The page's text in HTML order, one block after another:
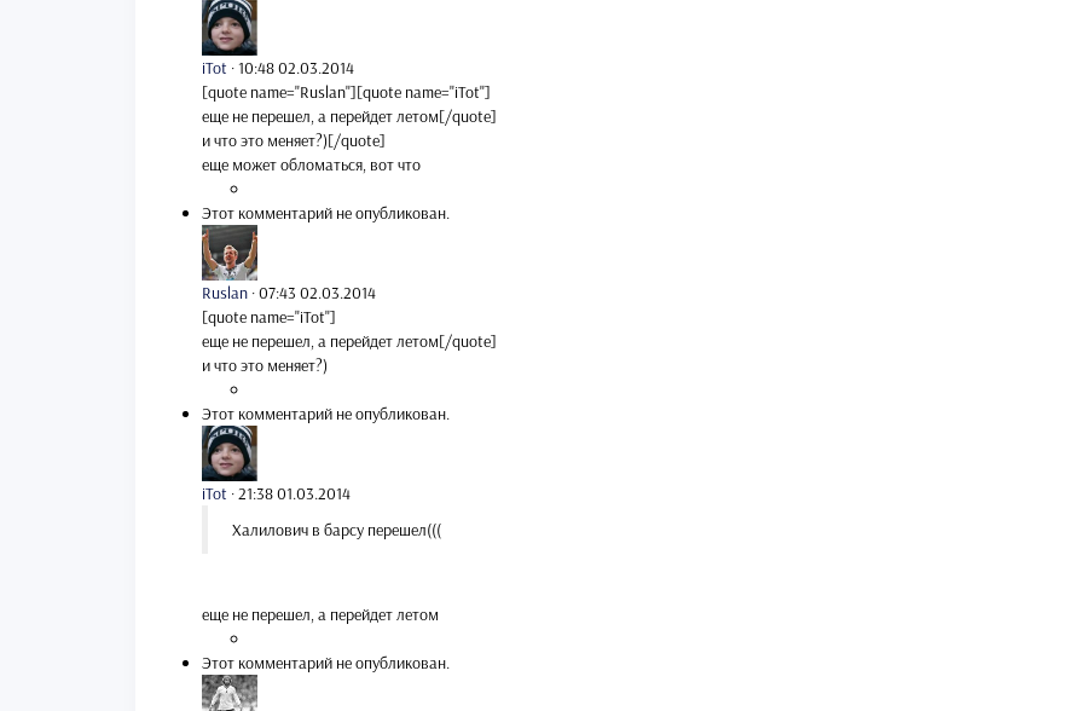
iTot ·10:48 02.03.2014
[quote name="Ruslan"][quote name="iTot"]
еще не перешел, а перейдет летом[/quote]
и что это меняет?)[/quote]
еще может обломаться, вот что
Этот комментарий не опубликован.
Ruslan ·07:43 02.03.2014
[quote name="iTot"]
еще не перешел, а перейдет летом[/quote]
и что это меняет?)
Этот комментарий не опубликован.
iTot ·21:38 01.03.2014
Халилович в барсу перешел(((
еще не перешел, а перейдет летом
Этот комментарий не опубликован.